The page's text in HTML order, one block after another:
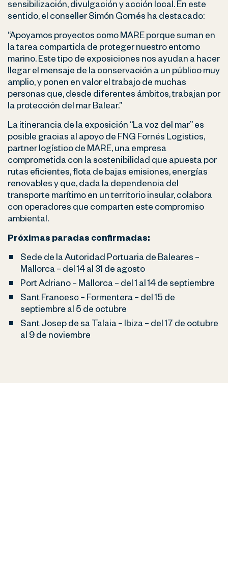
sensibilización, divulgación y acción local. En este
sentido, el conseller Simón Gornés ha destacado:
“Apoyamos proyectos como MARE porque suman en
la tarea compartida de proteger nuestro entorno
marino. Este tipo de exposiciones nos ayudan a hacer
llegar el mensaje de la conservación a un público muy
amplio, y ponen en valor el trabajo de muchas
personas que, desde diferentes ámbitos, trabajan por
la protección del mar Balear.”
La itinerancia de la exposición “La voz del mar” es
posible gracias al apoyo de FNG Fornés Logistics,
partner logístico de MARE, una empresa
comprometida con la sostenibilidad que apuesta por
rutas eficientes, flota de bajas emisiones, energías
renovables y que, dada la dependencia del
transporte marítimo en un territorio insular, colabora
con operadores que comparten este compromiso
ambiental.
Próximas paradas confirmadas:
Sede de la Autoridad Portuaria de Baleares –
Mallorca – del 14 al 31 de agosto
Port Adriano – Mallorca – del 1 al 14 de septiembre
Sant Francesc – Formentera – del 15 de
septiembre al 5 de octubre
Sant Josep de sa Talaia – Ibiza – del 17 de octubre
al 9 de noviembre